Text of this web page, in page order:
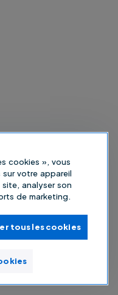
cookies », vous
votre appareil
analyser son
de marketing.
tous les cookies